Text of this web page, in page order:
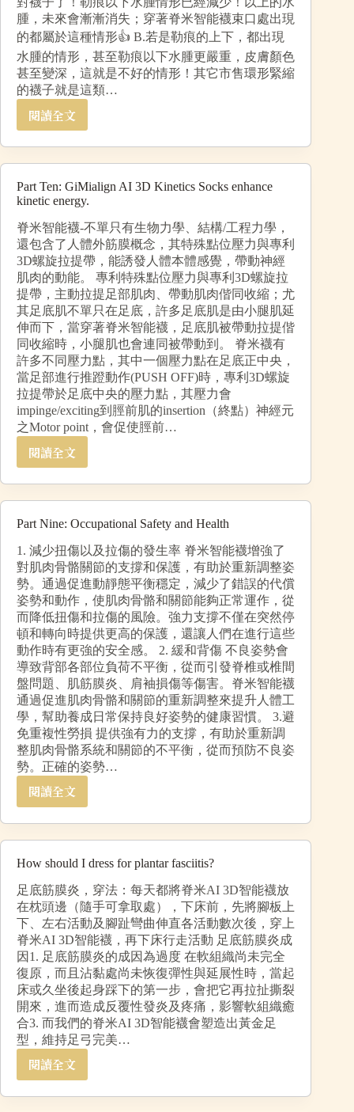
腫，未來會漸漸消失；穿著脊米智能襪束口處出現
的都屬於這種情形👍 B.若是勒痕的上下，都出現
水腫的情形，甚至勒痕以下水腫更嚴重，皮膚顏色
甚至變深，這就是不好的情形！其它市售環形緊縮
的襪子就是這類…
閱讀全文
Part Ten: GiMialign AI 3D Kinetics Socks enhance
kinetic energy.
脊米智能襪-不單只有生物力學、結構/工程力學，
還包含了人體外筋膜概念，其特殊點位壓力與專利
3D螺旋拉提帶，能誘發人體本體感覺，帶動神經
肌肉的動能。 專利特殊點位壓力與專利3D螺旋拉
提帶，主動拉提足部肌肉、帶動肌肉偕同收縮；尤
其足底肌不單只在足底，許多足底肌是由小腿肌延
伸而下，當穿著脊米智能襪，足底肌被帶動拉提偕
同收縮時，小腿肌也會連同被帶動到。 脊米襪有
許多不同壓力點，其中一個壓力點在足底正中央，
當足部進行推蹬動作(PUSH OFF)時，專利3D螺旋
拉提帶於足底中央的壓力點，其壓力會
impinge/exciting到脛前肌的insertion（終點）神經元
之Motor point，會促使脛前…
閱讀全文
Part Nine: Occupational Safety and Health
1. 減少扭傷以及拉傷的發生率 脊米智能襪增強了
對肌肉骨骼關節的支撐和保護，有助於重新調整姿
勢。通過促進動靜態平衡穩定，減少了錯誤的代償
姿勢和動作，使肌肉骨骼和關節能夠正常運作，從
而降低扭傷和拉傷的風險。強力支撐不僅在突然停
頓和轉向時提供更高的保護，還讓人們在進行這些
動作時有更強的安全感。 2. 緩和背傷 不良姿勢會
導致背部各部位負荷不平衡，從而引發脊椎或椎間
盤問題、肌筋膜炎、肩袖損傷等傷害。脊米智能襪
通過促進肌肉骨骼和關節的重新調整來提升人體工
學，幫助養成日常保持良好姿勢的健康習慣。 3.避
免重複性勞損 提供強有力的支撐，有助於重新調
整肌肉骨骼系統和關節的不平衡，從而預防不良姿
勢。正確的姿勢…
閱讀全文
How should I dress for plantar fasciitis?
足底筋膜炎，穿法：每天都將脊米AI 3D智能襪放
在枕頭邊（隨手可拿取處），下床前，先將腳板上
下、左右活動及腳趾彎曲伸直各活動數次後，穿上
脊米AI 3D智能襪，再下床行走活動 足底筋膜炎成
因1. 足底筋膜炎的成因為過度 在軟組織尚未完全
復原，而且沾黏處尚未恢復彈性與延展性時，當起
床或久坐後起身踩下的第一步，會把它再拉扯撕裂
開來，進而造成反覆性發炎及疼痛，影響軟組織癒
合3. 而我們的脊米AI 3D智能襪會塑造出黃金足
型，維持足弓完美…
閱讀全文